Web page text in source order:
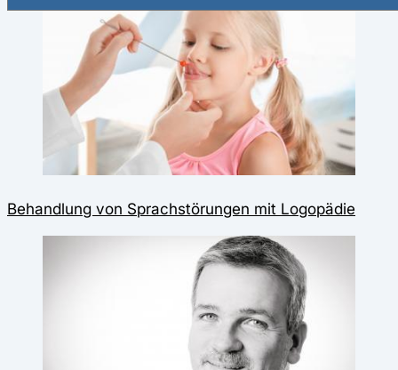
Behandlung von Sprachstörungen mit Logopädie